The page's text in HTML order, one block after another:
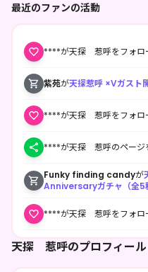
天探 惹呼のプロフィール
最近のファンの活動
****が天探 惹呼をフォロ
紫苑が天探惹呼 ×Vガスト
****が天探 惹呼をフォロ
****が天探 惹呼のページ
Funky finding candyが
Anniversaryガチャ（全5
****が天探 惹呼をフォロ
華やかなあらいぐまが天探
Anniversaryガチャ（全5